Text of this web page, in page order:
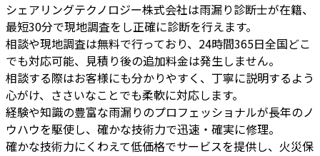
シェアリングテクノロジー株式会社は雨漏り診断士が在籍、
最短30分で現地調査をし正確に診断を行えます。
相談や現地調査は無料で行っており、24時間365日全国どこ
でも対応可能、見積り後の追加料金は発生しません。
相談する際はお客様にも分かりやすく、丁寧に説明するよう
心がけ、ささいなことでも柔軟に対応します。
経験や知識の豊富な雨漏りのプロフェッショナルが長年のノ
ウハウを駆使し、確かな技術力で迅速・確実に修理。
確かな技術力にくわえて低価格でサービスを提供し、火災保